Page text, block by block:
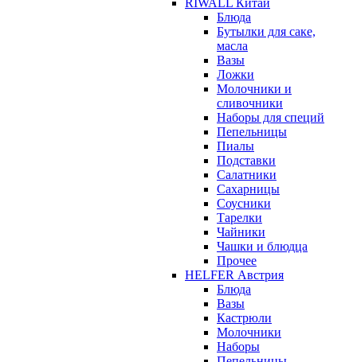
Блюда
Бутылки для саке,
масла
Вазы
Ложки
Молочники и
сливочники
Наборы для специй
Пепельницы
Пиалы
Подставки
Салатники
Сахарницы
Соусники
Тарелки
Чайники
Чашки и блюдца
Прочее
HELFER Австрия
Блюда
Вазы
Кастрюли
Молочники
Наборы